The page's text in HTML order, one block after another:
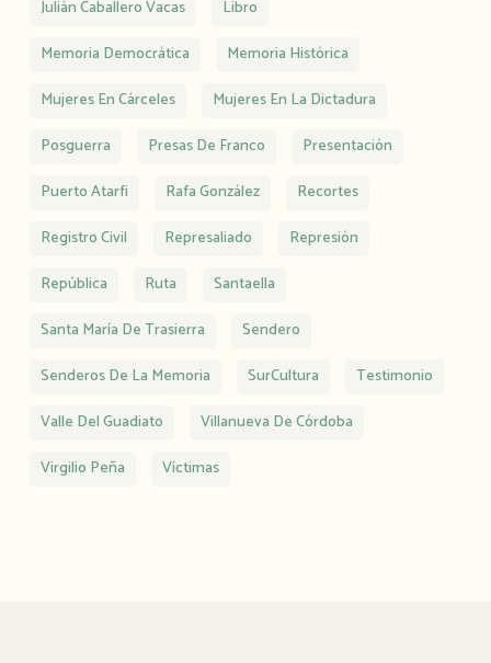
Julián Caballero Vacas
Libro
Memoria Democrática
Memoria Histórica
Mujeres En Cárceles
Mujeres En La Dictadura
Posguerra
Presas De Franco
Presentación
Puerto Atarfi
Rafa González
Recortes
Registro Civil
Represaliado
Represión
República
Ruta
Santaella
Santa María De Trasierra
Sendero
Senderos De La Memoria
SurCultura
Testimonio
Valle Del Guadiato
Villanueva De Córdoba
Virgilio Peña
Víctimas